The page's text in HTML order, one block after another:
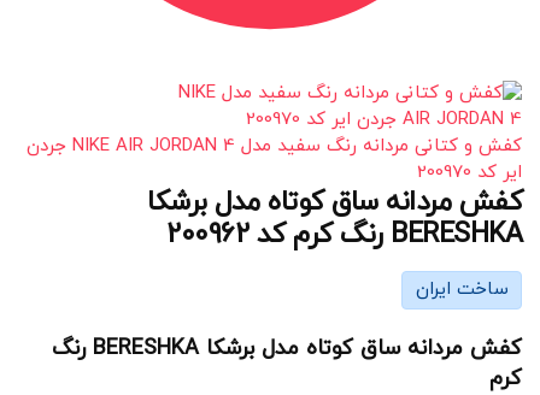
کفش و کتانی مردانه رنگ سفید مدل NIKE AIR JORDAN 4 جردن
ایر کد 200970
کفش مردانه ساق کوتاه مدل برشکا
BERESHKA رنگ کرم کد 200962
ساخت ایران
کفش مردانه ساق کوتاه مدل برشکا BERESHKA رنگ
کرم